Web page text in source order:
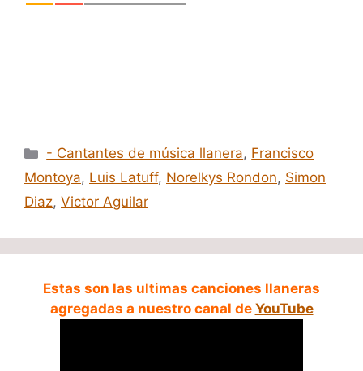
Categorías
- Cantantes de música llanera, Francisco
Montoya, Luis Latuff, Norelkys Rondon, Simon
Diaz, Victor Aguilar
Estas son las ultimas canciones llaneras
agregadas a nuestro canal de YouTube